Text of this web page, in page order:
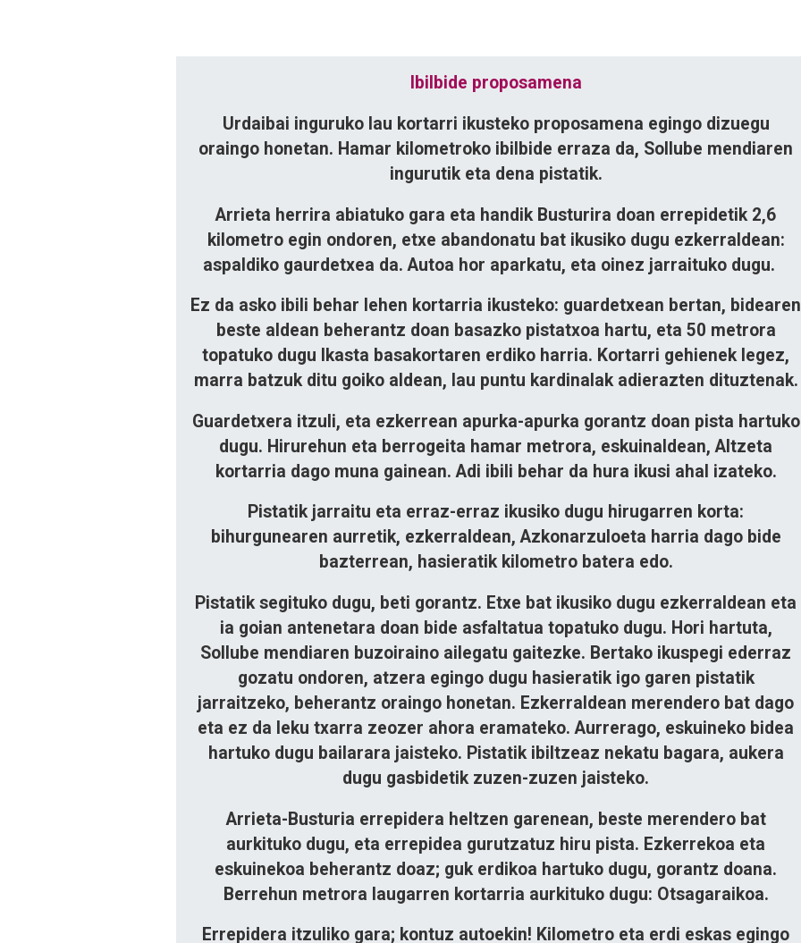
Ibilbide proposamena
Urdaibai inguruko lau kortarri ikusteko proposamena egingo dizuegu
oraingo honetan. Hamar kilometroko ibilbide erraza da, Sollube mendiaren
ingurutik eta dena pistatik.
Arrieta herrira abiatuko gara eta handik Busturira doan errepidetik 2,6
kilometro egin ondoren, etxe abandonatu bat ikusiko dugu ezkerraldean:
aspaldiko gaurdetxea da. Autoa hor aparkatu, eta oinez jarraituko dugu.
Ez da asko ibili behar lehen kortarria ikusteko: guardetxean bertan, bidearen
beste aldean beherantz doan basazko pistatxoa hartu, eta 50 metrora
topatuko dugu
Ikasta basakortaren erdiko harria. Kortarri gehienek legez,
marra batzuk ditu goiko aldean, lau puntu kardinalak adierazten dituztenak.
Guardetxera itzuli, eta ezkerrean apurka-apurka gorantz doan pista hartuko
dugu. Hirurehun eta berrogeita hamar metrora, eskuinaldean,Altzeta
kortarria dago muna gainean. Adi ibili behar da hura ikusi ahal izateko.
Pistatik jarraitu eta erraz-erraz ikusiko dugu hirugarren korta:
bihurgunearen aurretik, ezkerraldean,Azkonarzuloeta harria dago bide
bazterrean, hasieratik kilometro batera edo.
Pistatik segituko dugu, beti gorantz. Etxe bat ikusiko dugu ezkerraldean eta
ia goian antenetara doan bide asfaltatua topatuko dugu. Hori hartuta,
Sollube mendiaren buzoiraino ailegatu gaitezke. Bertako ikuspegi ederraz
gozatu ondoren, atzera egingo dugu hasieratik igo garen pistatik
jarraitzeko, beherantz oraingo honetan. Ezkerraldean merendero bat dago
eta ez da leku txarra zeozer ahora eramateko. Aurrerago, eskuineko bidea
hartuko dugu bailarara jaisteko. Pistatik ibiltzeaz nekatu bagara, aukera
dugu gasbidetik zuzen-zuzen jaisteko.
Arrieta-Busturia errepidera heltzen garenean, beste merendero bat
aurkituko dugu, eta errepidea gurutzatuz hiru pista. Ezkerrekoa eta
eskuinekoa beherantz doaz; guk erdikoa hartuko dugu, gorantz doana.
Berrehun metrora laugarren kortarria aurkituko dugu: Otsagaraikoa.
Errepidera itzuliko gara; kontuz autoekin! Kilometro eta erdi eskas egingo